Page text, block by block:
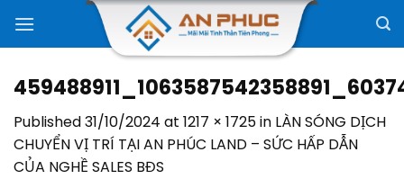
Published31/10/2024 at 1217 × 1725in LÀN SÓNG DỊCH
CHUYỂN VỊ TRÍ TẠI AN PHÚC LAND – SỨC HẤP DẪN
CỦA NGHỀ SALES BĐS